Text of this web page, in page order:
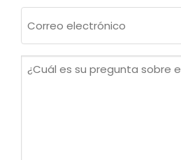
electrónico
¿Cuál